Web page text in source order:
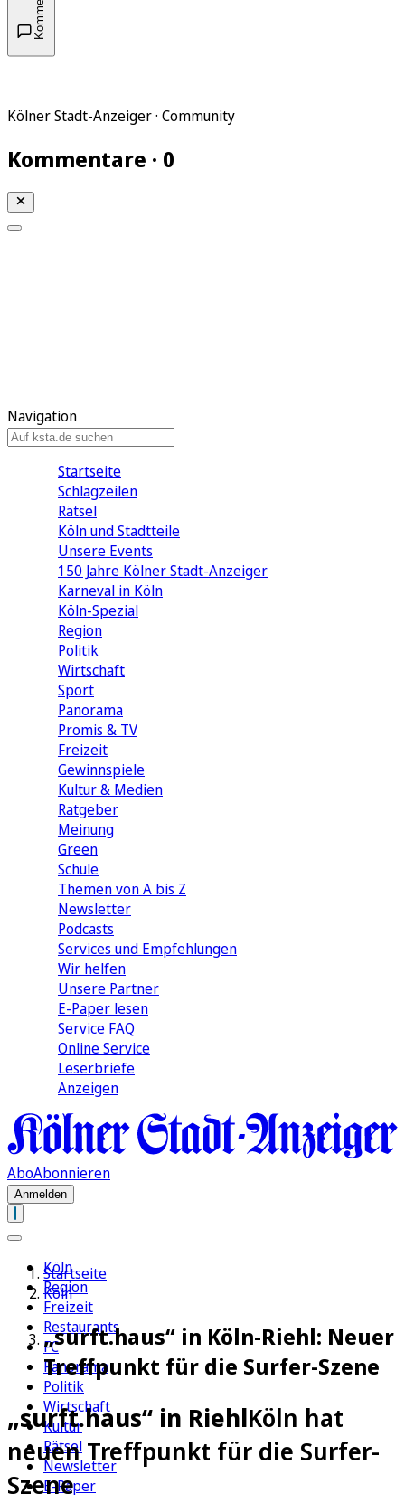
Kölner Stadt-Anzeiger · Community
Kommentare · 0
Navigation
Startseite
Schlagzeilen
Rätsel
Köln und Stadtteile
Unsere Events
150 Jahre Kölner Stadt-Anzeiger
Karneval in Köln
Köln-Spezial
Region
Politik
Wirtschaft
Sport
Panorama
Promis & TV
Freizeit
Gewinnspiele
Kultur & Medien
Ratgeber
Meinung
Green
Schule
Themen von A bis Z
Newsletter
Podcasts
Services und Empfehlungen
Wir helfen
Unsere Partner
E-Paper lesen
Service FAQ
Online Service
Leserbriefe
Anzeigen
AboAbonnieren
Anmelden
Köln
Region
Freizeit
Restaurants
FC
Panorama
Politik
Wirtschaft
Kultur
Rätsel
Newsletter
E-Paper
Startseite
Köln
„surft.haus“ in Köln-Riehl: Neuer
Treffpunkt für die Surfer-Szene
„surft.haus“ in RiehlKöln hat
neuen Treffpunkt für die Surfer-
Szene